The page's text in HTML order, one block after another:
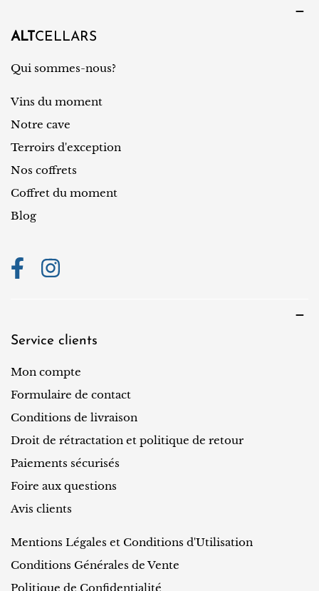
/
r
g
i
o
n
ALT CELLARS
Qui sommes-nous?
Vins du moment
Notre cave
Terroirs d'exception
Nos coffrets
Coffret du moment
Blog
Service clients
Mon compte
Formulaire de contact
Conditions de livraison
Droit de rétractation et politique de retour
Paiements sécurisés
Foire aux questions
Avis clients
Mentions Légales et Conditions d'Utilisation
Conditions Générales de Vente
Politique de Confidentialité